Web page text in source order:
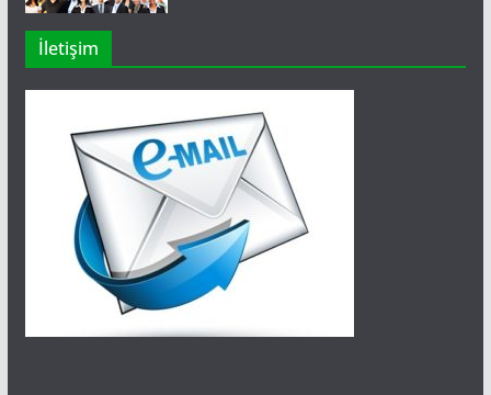
İletişim